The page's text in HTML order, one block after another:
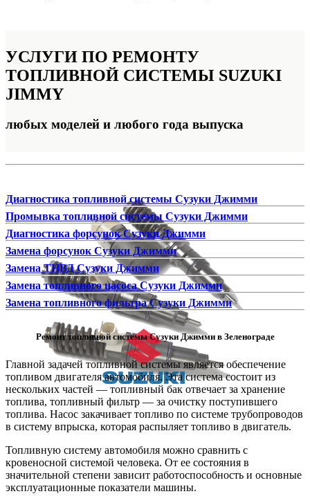
УСЛУГИ ПО РЕМОНТУ
ТОПЛИВНОЙ СИСТЕМЫ SUZUKI
JIMMY
любых моделей и любого года выпуска
Диагностика топливной системы Сузуки Джимми
Промывка топливной системы Сузуки Джимми
Диагностика форсунок Сузуки Джимми
Замена форсунок Сузуки Джимми
Замена ТНВД Сузуки Джимми
Замена топливного насоса Сузуки Джимми
Замена топливного фильтра Сузуки Джимми
Ремонт топливной системы Сузуки Джимми в Зеленограде
Главной задачей топливной системы является обеспечение
топливом двигателя автомобиля. Эта система состоит из
нескольких частей — топливный бак отвечает за хранение
топлива, топливный фильтр — за очистку поступившего
топлива. Насос закачивает топливо по системе трубопроводов
в систему впрыска, которая распыляет топливо в двигатель.
Топливную систему автомобиля можно сравнить с
кровеносной системой человека. От ее состояния в
значительной степени зависит работоспособность и основные
эксплуатационные показатели машины.